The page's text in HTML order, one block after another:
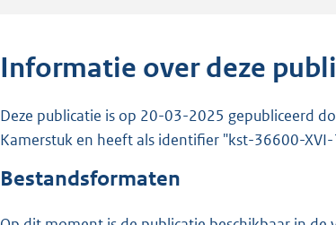
Informatie over deze
Deze publicatie is op 20-03-2025 gepubliceerd
Kamerstuk en heeft als identifier "kst-36600-
Bestandsformaten